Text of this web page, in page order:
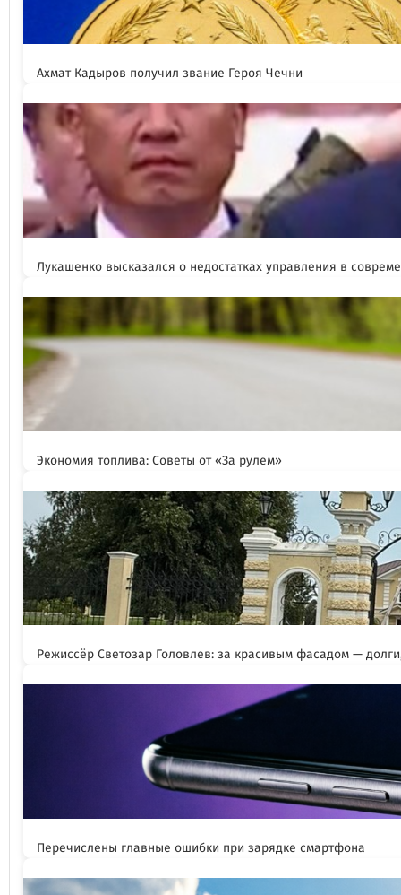
Ахмат Кадыров получил звание Героя Чечни
Лукашенко высказался о недостатках управления в
Экономия топлива: Советы от «За рулем»
Режиссёр Светозар Головлев: за красивым фасадом —
Перечислены главные ошибки при зарядке смартфона